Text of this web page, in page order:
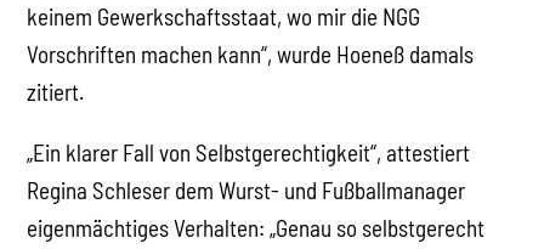
keinem Gewerkschaftsstaat, wo mir die NGG
Vorschriften machen kann“, wurde Hoeneß damals
zitiert.
„Ein klarer Fall von Selbstgerechtigkeit“, attestiert
Regina Schleser dem Wurst- und Fußballmanager
eigenmächtiges Verhalten: „Genau so selbstgerecht